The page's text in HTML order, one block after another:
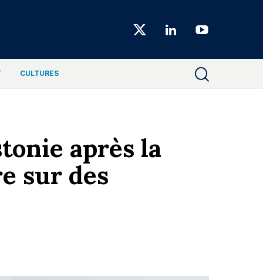
Choiseul
CULTURES
après la
sur des